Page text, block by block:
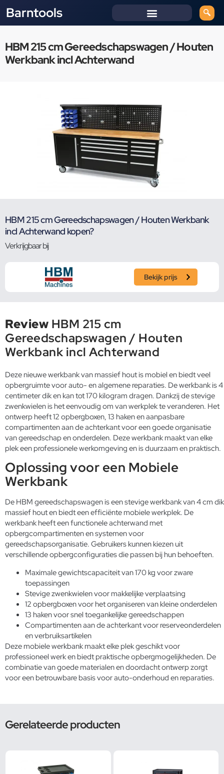
Barntools
HBM 215 cm Gereedschapswagen / Houten
Werkbank incl Achterwand
HBM 215 cm Gereedschapswagen / Houten Werkbank
incl Achterwand kopen?
Verkrijgbaar bij
Bekijk prijs
Review HBM 215 cm
Gereedschapswagen / Houten
Werkbank incl Achterwand
Deze nieuwe werkbank van massief hout is mobiel en biedt veel
opbergruimte voor auto- en algemene reparaties. De werkbank is 4
centimeter dik en kan tot 170 kilogram dragen. Dankzij de stevige
zwenkwielen is het eenvoudig om van werkplek te veranderen. Het
ontwerp heeft 12 opbergboxen, 13 haken en aanpasbare
compartimenten aan de achterkant voor een goede organisatie
van gereedschap en onderdelen. Deze werkbank maakt van elke
plek een professionele werkomgeving en is duurzaam en praktisch.
Oplossing voor een Mobiele
Werkbank
De HBM gereedschapswagen is een stevige werkbank van 4 cm dik
massief hout en biedt een efficiënte mobiele werkplek. De
werkbank heeft een functionele achterwand met
opbergcompartimenten en systemen voor
gereedschapsorganisatie. Gebruikers kunnen kiezen uit
verschillende opbergconfiguratiesdie passen bij hun behoeften.
Maximale gewichtscapaciteit van 170 kg voor zware
toepassingen
Stevige zwenkwielen voor makkelijke verplaatsing
12 opbergboxen voor het organiseren van kleine onderdelen
13 haken voor snel toegankelijke gereedschappen
Compartimenten aan de achterkant voor reserveonderdelen
en verbruiksartikelen
Deze mobiele werkbank maakt elke plek geschikt voor
professioneel werk en biedt praktische opbergmogelijkheden. De
combinatie van goede materialen en doordacht ontwerp zorgt
voor een betrouwbare basis voor auto-onderhoud en reparaties.
Gerelateerde producten